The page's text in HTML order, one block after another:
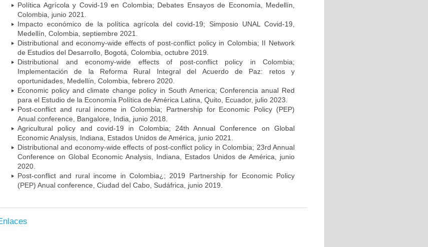
Política Agrícola y Covid-19 en Colombia; Debates Ensayos de Economía, Medellín,
Colombia, junio 2021.
Impacto económico de la política agrícola del covid-19; Simposio UNAL Covid-19,
Medellín, Colombia, septiembre 2021.
Distributional and economy-wide effects of post-conflict policy in Colombia; II Network
de Estudios del Desarrollo, Bogotá, Colombia, octubre 2019.
Distributional and economy-wide effects of post-conflict policy in Colombia;
Implementación de la Reforma Rural Integral del Acuerdo de Paz: retos y
oportunidades, Medellín, Colombia, febrero 2020.
Economic policy and climate change policy in South America; Conferencia anual Red
para el Estudio de la Economía Política de América Latina, Quito, Ecuador, julio 2023.
Post-conflict and rural income in Colombia; Partnership for Economic Policy (PEP)
Anual conference, Bangalore, India, junio 2018.
Agricultural policy and covid-19 in Colombia; 24th Annual Conference on Global
Economic Analysis, Indiana, Estados Unidos de América, junio 2021.
Distributional and economy-wide effects of post-conflict policy in Colombia; 23rd Annual
Conference on Global Economic Analysis, Indiana, Estados Unidos de América, junio
2020.
Post-conflict and rural income in Colombia¿; 2019 Partnership for Economic Policy
(PEP) Anual conference, Ciudad del Cabo, Sudáfrica, junio 2019.